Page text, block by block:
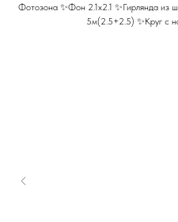
Фотозона ✨Фон 2.1х2.1 ✨Гирлянда из
5м(2.5+2.5) ✨Круг с